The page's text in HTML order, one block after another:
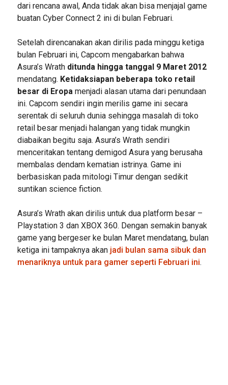
dari rencana awal, Anda tidak akan bisa menjajal game
buatan Cyber Connect 2 ini di bulan Februari.
Setelah direncanakan akan dirilis pada minggu ketiga
bulan Februari ini, Capcom mengabarkan bahwa
Asura’s Wrath ditunda hingga tanggal 9 Maret 2012
mendatang. Ketidaksiapan beberapa toko retail
besar di Eropamenjadi alasan utama dari penundaan
ini. Capcom sendiri ingin merilis game ini secara
serentak di seluruh dunia sehingga masalah di toko
retail besar menjadi halangan yang tidak mungkin
diabaikan begitu saja. Asura’s Wrath sendiri
menceritakan tentang demigod Asura yang berusaha
membalas dendam kematian istrinya. Game ini
berbasiskan pada mitologi Timur dengan sedikit
suntikan science fiction.
Asura’s Wrath akan dirilis untuk dua platform besar –
Playstation 3 dan XBOX 360. Dengan semakin banyak
game yang bergeser ke bulan Maret mendatang, bulan
ketiga ini tampaknya akanjadi bulan sama sibuk dan
menariknya untuk para gamer seperti Februari ini.